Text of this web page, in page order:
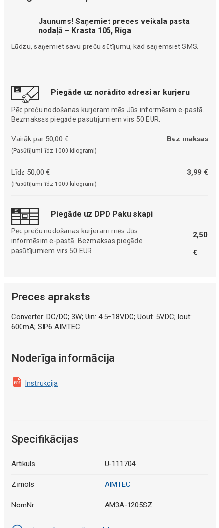
Jaunums! Saņemiet preces veikala pasta
nodaļā – Krasta 105, Rīga
Lūdzu, saņemiet savu preču sūtījumu, kad saņemsiet SMS.
Piegāde uz norādīto adresi ar kurjeru
Pēc preču nodošanas kurjeram mēs Jūs informēsim e-pastā.
Bezmaksas piegāde pasūtījumiem virs 50 EUR.
Vairāk par 50,00 €
(Pasūtījumi līdz 1000 kilogrami)
Bez maksas
Līdz 50,00 €
(Pasūtījumi līdz 1000 kilogrami)
3,99 €
Piegāde uz DPD Paku skapi
Pēc preču nodošanas kurjeram mēs Jūs
informēsim e-pastā. Bezmaksas piegāde
pasūtījumiem virs 50 EUR.
2,50
€
Preces apraksts
Converter: DC/DC; 3W; Uin: 4.5÷18VDC; Uout: 5VDC; Iout:
600mA; SIP6 AIMTEC
Noderīga informācija
Instrukcija
Specifikācijas
Artikuls U-111704
Zīmols AIMTEC
NomNr AM3A-1205SZ